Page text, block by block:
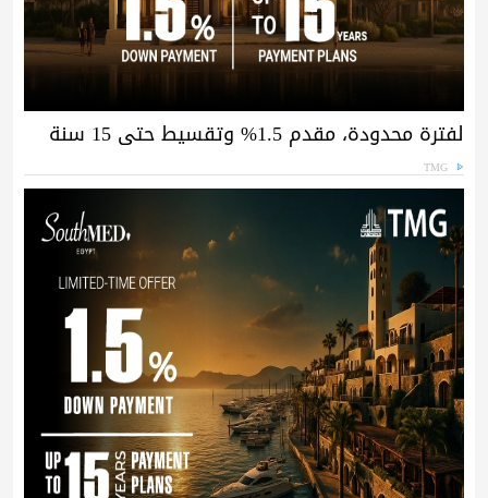
لفترة محدودة، مقدم 1.5% وتقسيط حتى 15 سنة
TMG